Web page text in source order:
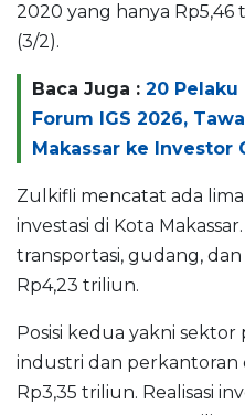
2020 yang hanya Rp5,46
(3/2).
Baca Juga : 20 Pelaku
Forum IGS 2026,
Makassar ke Investor
Zulkifli mencatat ada
investasi di Kota
transportasi, gudang,
Rp4,23 triliun.
Posisi kedua yakni
industri dan perkantoran
Rp3,35 triliun. Realisasi